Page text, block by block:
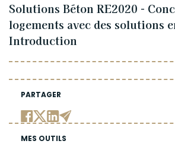
PARTAGER
MES OUTILS
Solutions Béton RE2020 -
logements avec des solutions
Introduction